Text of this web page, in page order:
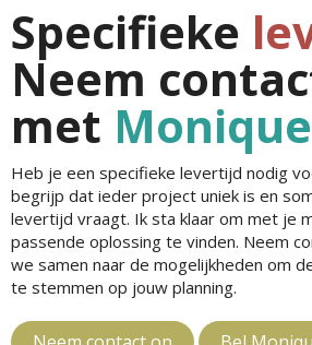
Specifieke
Neem
met Monique
Heb je een specifieke levertijd nodig
begrijp dat ieder project uniek is en
levertijd vraagt. Ik sta klaar om met je
passende oplossing te vinden. Neem
we samen naar de mogelijkheden om
te stemmen op jouw planning.